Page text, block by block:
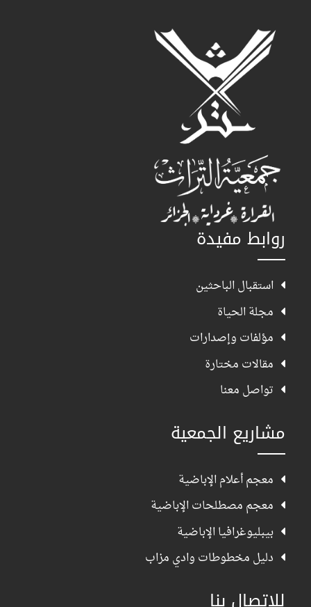
روابط مفيدة
استقبال الباحثين
مجلة الحياة
مؤلفات وإصدارات
مقالات مختارة
تواصل معنا
مشاريع الجمعية
معجم أعلام الإباضية
معجم مصطلحات الإباضية
بيبليوغرافيا الإباضية
دليل مخطوطات وادي مزاب
للإتصال بنا